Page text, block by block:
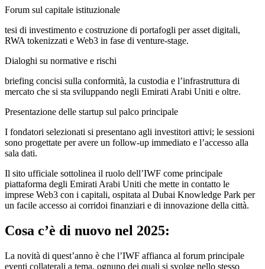
Forum sul capitale istituzionale
tesi di investimento e costruzione di portafogli per asset digitali,
RWA tokenizzati e Web3 in fase di venture-stage.
Dialoghi su normative e rischi
briefing concisi sulla conformità, la custodia e l’infrastruttura di
mercato che si sta sviluppando negli Emirati Arabi Uniti e oltre.
Presentazione delle startup sul palco principale
I fondatori selezionati si presentano agli investitori attivi; le sessioni
sono progettate per avere un follow-up immediato e l’accesso alla
sala dati.
Il sito ufficiale sottolinea il ruolo dell’IWF come principale
piattaforma degli Emirati Arabi Uniti che mette in contatto le
imprese Web3 con i capitali, ospitata al Dubai Knowledge Park per
un facile accesso ai corridoi finanziari e di innovazione della città.
Cosa c’è di nuovo nel 2025:
La novità di quest’anno è che l’IWF affianca al forum principale
eventi collaterali a tema, ognuno dei quali si svolge nello stesso